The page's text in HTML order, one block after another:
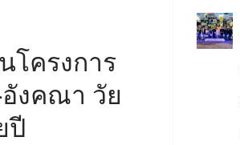
โครงการ
งคณา วัย
ปี